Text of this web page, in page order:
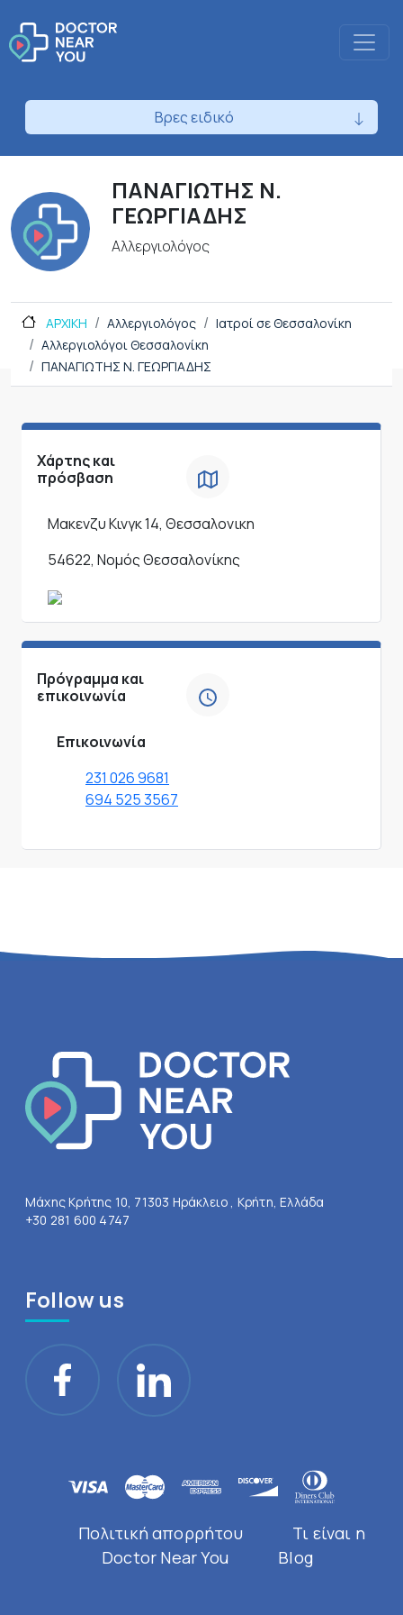
Βρες ειδικό
ΠΑΝΑΓΙΩΤΗΣ Ν.
ΓΕΩΡΓΙΑΔΗΣ
Αλλεργιολόγος
ΑΡΧΙΚΗ Αλλεργιολόγος
Ιατροί σε Θεσσαλονίκη
Αλλεργιολόγοι Θεσσαλονίκη
ΠΑΝΑΓΙΩΤΗΣ Ν. ΓΕΩΡΓΙΑΔΗΣ
Χάρτης και
πρόσβαση
Μακενζυ Κινγκ 14, Θεσσαλονικη
54622, Νομός Θεσσαλονίκης
Πρόγραμμα και
επικοινωνία
Επικοινωνία
231 026 9681
694 525 3567
Μάχης Κρήτης 10, 71303 Ηράκλειο , Κρήτη, Ελλάδα
+30 281 600 4747
Follow us
Πολιτική απορρήτου
Τι είναι η
Doctor Near You
Blog